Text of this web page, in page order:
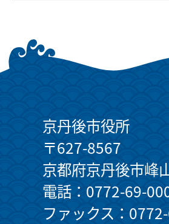
京丹後市役所
〒627-8567
京都府京丹後市峰
電話：0772-69-
ファックス：